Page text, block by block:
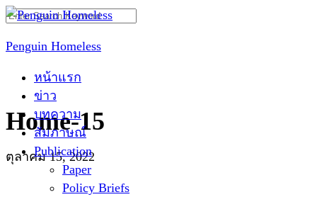
Skip
content
Penguin Homeless
หน้าแรก
ข่าว
บทความ
สัมภาษณ์
Publication
Paper
Policy Briefs
Search
Home-15
ตุลาคม 15, 2022